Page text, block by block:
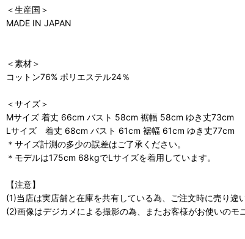
＜生産国＞
MADE IN JAPAN
＜素材＞
コットン76% ポリエステル24％
＜サイズ＞
Mサイズ 着丈 66cm バスト 58cm 裾幅 58cm ゆき丈73cm
Lサイズ 着丈 68cm バスト 61cm 裾幅 61cm ゆき丈77cm
＊サイズ計測の多少の誤差はご了承ください。
＊モデルは175cm 68kgでLサイズを着用しています。
【注意】
(1)当店は実店舗と在庫を共有している為、ご注文時に売り違
(2)画像はデジカメによる撮影の為、またお客様がお使いのモ